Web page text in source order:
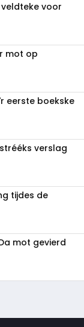
veldteke voor
mot op
eerste boekske
verslag
tijdes de
mot gevierd